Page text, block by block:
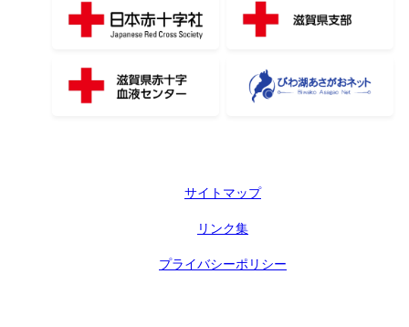
サイトマップ
リンク集
プライバシーポリシー